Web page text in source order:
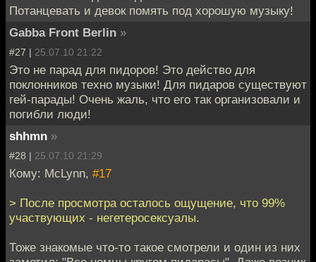
Потанцевать и девок помять под хорошую музыку!
Gabba Front Berlin »
#27 | 25.07.10 21:22
Это не парад для пидоров! Это действо для
поклонников техно музыки! Для пидаров существуют
гей-парады! Очень жаль, что его так организовали и
погибли люди!
shhmn »
#28 | 25.07.10 21:29
Кому: McLynn, #17
> После просмотра осталось ощущение, что 99%
участвующих - негетеросексуалы.
Тоже знакомые что-то такое смотрели и один из них